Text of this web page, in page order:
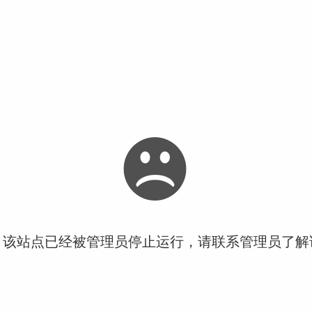
站点已经被管理员停止运行，请联系管理员了